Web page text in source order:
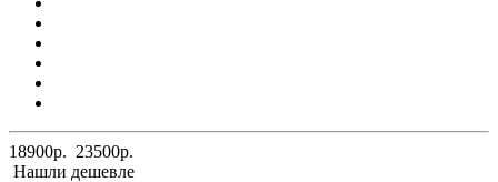
18900р. 23500р.
Нашли дешевле